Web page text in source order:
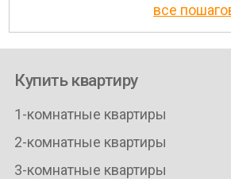
все
Купить квартиру
1-комнатные квартиры
2-комнатные квартиры
3-комнатные квартиры